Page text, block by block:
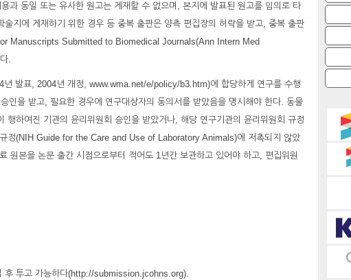
과 동일 또는 유사한 원고는 게재할 수 없으며, 본지에 발표된 원고를 임의로 타
지에 게재하기 위한 경우 등 중복 출판은 양측 편집장의 허락을 받고, 중복 출판
Manuscripts Submitted to Biomedical Journals(Ann Intern Med
.
년 발표, 2004년 개정, www.wma.net/e/policy/b3.htm)에 합당하게 연구를 수행
인을 받고, 필요한 경우에 연구대상자의 동의서를 받았음을 명시해야 한다. 동물
하여진 기관의 윤리위원회 승인을 받았거나, 해당 연구기관의 윤리위원회 규정
정(NIH Guide for the Care and Use of Laboratory Animals)에 저촉되지 않았
원본을 논문 출간 시점으로부터 적어도 1년간 보관하고 있어야 하고, 편집위원
후 투고 가능하다(http://submission.jcohns.org).